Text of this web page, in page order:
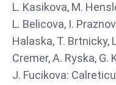
L. Kasikova, M.
L. Belicova, I.
Halaska, T. Brtnicky,
Cremer, A. Ryska, G.
J. Fucikova: